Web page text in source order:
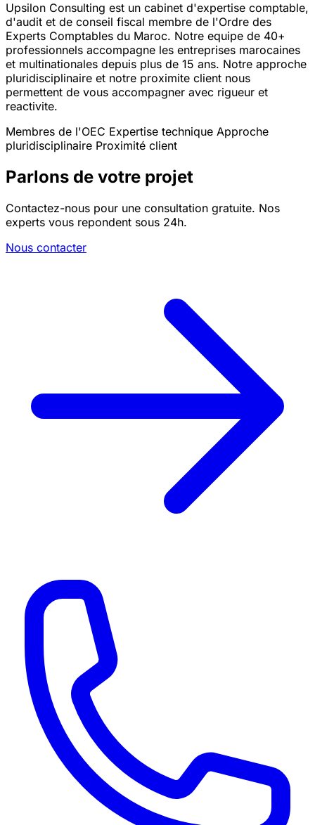
Upsilon Consulting est un cabinet d'expertise comptable,
d'audit et de conseil fiscal membre de l'Ordre des
Experts Comptables du Maroc. Notre equipe de 40+
professionnels accompagne les entreprises marocaines
et multinationales depuis plus de 15 ans. Notre approche
pluridisciplinaire et notre proximite client nous
permettent de vous accompagner avec rigueur et
reactivite.
Membres de l'OEC Expertise technique Approche
pluridisciplinaire Proximité client
Parlons de votre projet
Contactez-nous pour une consultation gratuite. Nos
experts vous repondent sous 24h.
Nous contacter